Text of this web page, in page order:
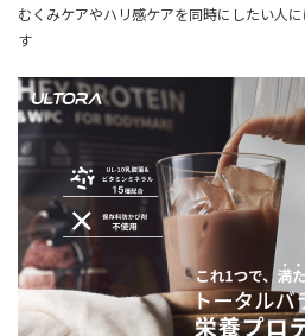
むくみケアやハリ感ケアを同時にしたい人
す